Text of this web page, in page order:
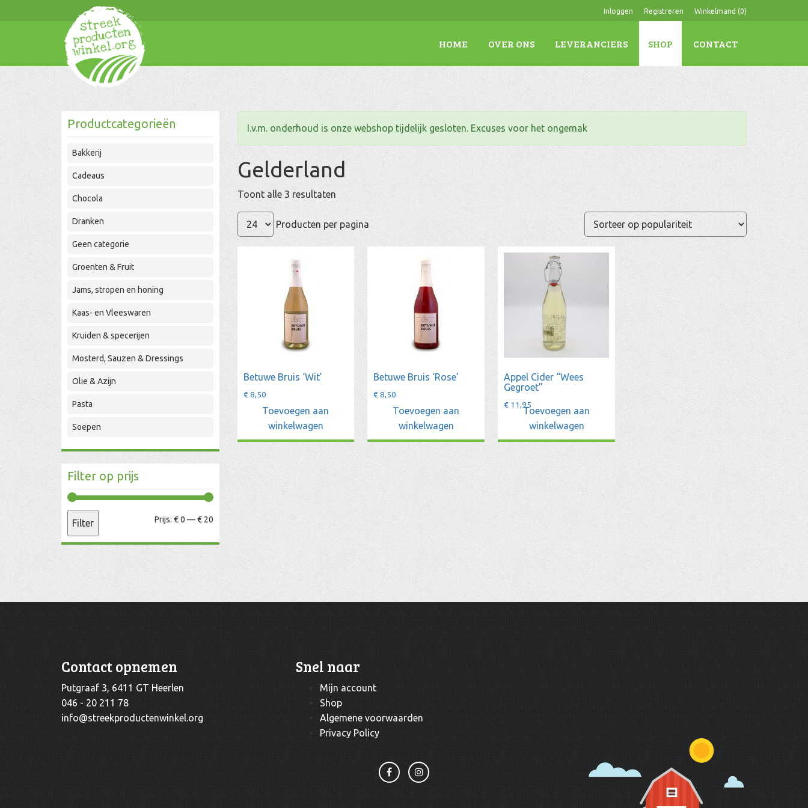
Inloggen Registreren Winkelmand (0)
HOME OVER ONS LEVERANCIERS SHOP CONTACT
Productcategorieën
Bakkerij
Cadeaus
Chocola
Dranken
Geen categorie
Groenten & Fruit
Jams, stropen en honing
Kaas- en Vleeswaren
Kruiden & specerijen
Mosterd, Sauzen & Dressings
Olie & Azijn
Pasta
Soepen
Filter op prijs
Min.
Max.
Filter Prijs: € 0 —€ 20
I.v.m. onderhoud is onze webshop tijdelijk gesloten. Excuses voor het ongemak
Gelderland
Toont alle 3 resultatenGesorteerd
populariteit
Producten per pagina
Betuwe Bruis ‘Wit’
€8,50
Toevoegen aan
winkelwagen
Betuwe Bruis ‘Rose’
€8,50
Toevoegen aan
winkelwagen
Appel Cider “Wees
Gegroet”
€ 11,95
Toevoegen aan
winkelwagen
Contact opnemen
Putgraaf 3, 6411 GT Heerlen
046 - 20 211 78
info@streekproductenwinkel.org
Snel naar
Mijn account
Shop
Algemene voorwaarden
Privacy Policy